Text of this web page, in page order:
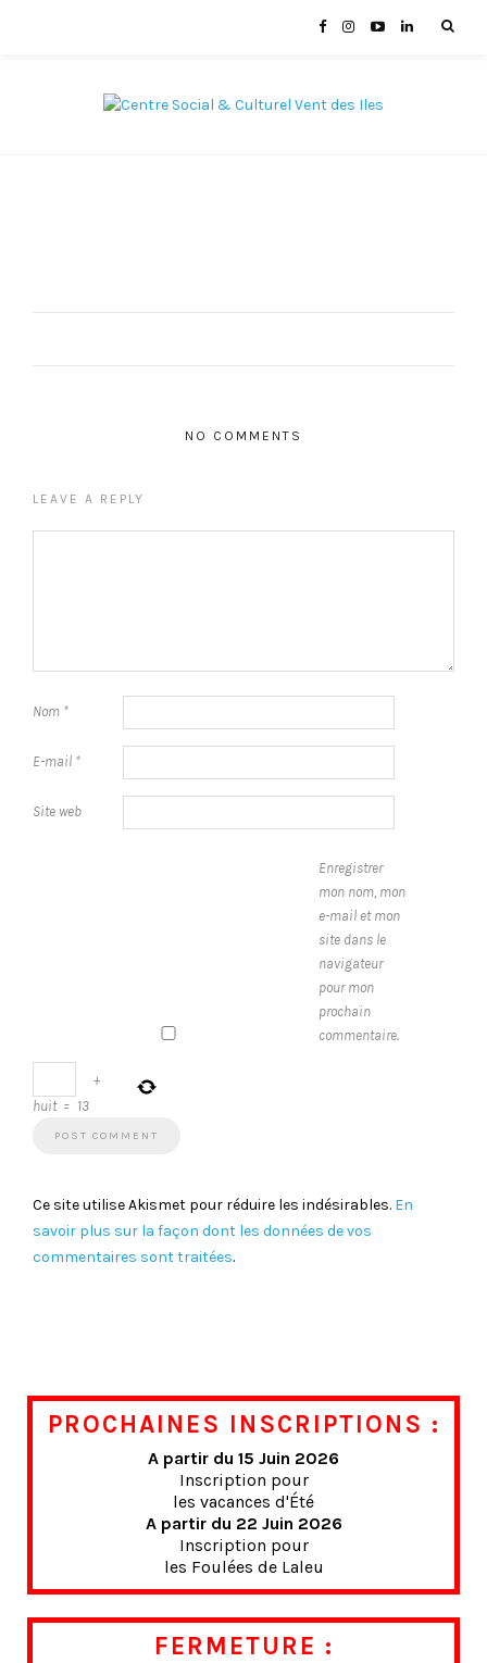
NO COMMENTS
LEAVE A REPLY
Nom *
E-mail *
Site web
Enregistrer
mon nom, mon
e-mail et mon
site dans le
navigateur
pour mon
prochain
commentaire.
+
huit = 13
Ce site utilise Akismet pour réduire les indésirables. En
savoir plus sur la façon dont les données de vos
commentaires sont traitées.
PROCHAINES INSCRIPTIONS :
A partir du 15 Juin 2026
Inscription pour
les vacances d'Été
A partir du 22 Juin 2026
Inscription pour
les Foulées de Laleu
FERMETURE :